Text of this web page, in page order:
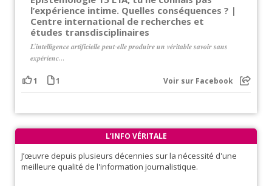
l’expérience intime. Quelles conséquences ? |
Centre international de recherches et
études transdisciplinaires
𝑳’𝒊𝒏𝒕𝒆𝒍𝒍𝒊𝒈𝒆𝒏𝒄𝒆 𝒂𝒓𝒕𝒊𝒇𝒊𝒄𝒊𝒆𝒍𝒍𝒆 𝒑𝒆𝒖𝒕-𝒆𝒍𝒍𝒆 𝒑𝒓𝒐𝒅𝒖𝒊𝒓𝒆 𝒖𝒏 𝒗𝒆́𝒓𝒊𝒕𝒂𝒃𝒍𝒆 𝒔𝒂𝒗𝒐𝒊𝒓 𝒔𝒂𝒏𝒔
𝒆𝒙𝒑𝒆́𝒓𝒊𝒆𝒏𝒄...
1 1 Voir sur Facebook
L’INFO VÉRITALE
J’œuvre depuis plusieurs décennies sur la nécessité d'une
meilleure qualité de l'information journalistique.